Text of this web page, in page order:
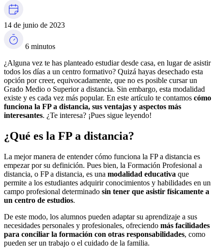
14 de junio de 2023
6 minutos
¿Alguna vez te has planteado estudiar desde casa, en lugar de asistir
todos los días a un centro formativo? Quizá hayas desechado esta
opción por creer, equivocadamente, que no es posible cursar un
Grado Medio o Superior a distancia. Sin embargo, esta modalidad
existe y es cada vez más popular. En este artículo te contamos cómo
funciona la FP a distancia, sus ventajas y aspectos más
interesantes. ¿Te interesa? ¡Pues sigue leyendo!
¿Qué es la FP a distancia?
La mejor manera de entender cómo funciona la FP a distancia es
empezar por su definición. Pues bien, la Formación Profesional a
distancia, o FP a distancia, es una modalidad educativa que
permite a los estudiantes adquirir conocimientos y habilidades en un
campo profesional determinado sin tener que asistir físicamente a
un centro de estudios.
De este modo, los alumnos pueden adaptar su aprendizaje a sus
necesidades personales y profesionales, ofreciendo más facilidades
para conciliar la formación con otras responsabilidades, como
pueden ser un trabajo o el cuidado de la familia.